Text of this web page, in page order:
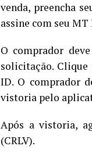
venda, preencha
assine com seu
O comprador
solicitação. Clique
ID. O comprador
vistoria pelo
Após a vistoria,
(CRLV).